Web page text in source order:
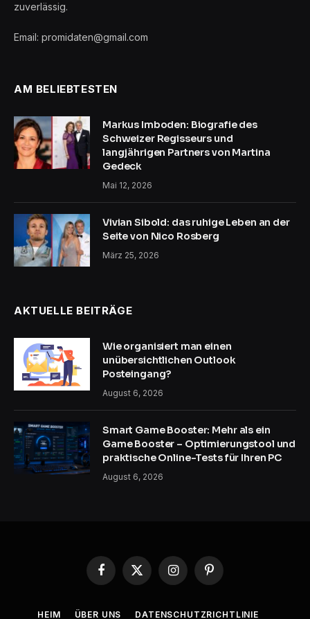
zuverlässig.
Email: promidaten@gmail.com
AM BELIEBTESTEN
Markus Imboden: Biografie des
Schweizer Regisseurs und
langjährigen Partners von Martina
Gedeck
Mai 12, 2026
Vivian Sibold: das ruhige Leben an der
Seite von Nico Rosberg
März 25, 2026
AKTUELLE BEITRÄGE
Wie organisiert man einen
unübersichtlichen Outlook
Posteingang?
August 6, 2026
Smart Game Booster: Mehr als ein
Game Booster – Optimierungstool und
praktische Online-Tests für Ihren PC
August 6, 2026
Facebook
X
InstagramPinterest
HEIM ÜBER UNS DATENSCHUTZRICHTLINIE